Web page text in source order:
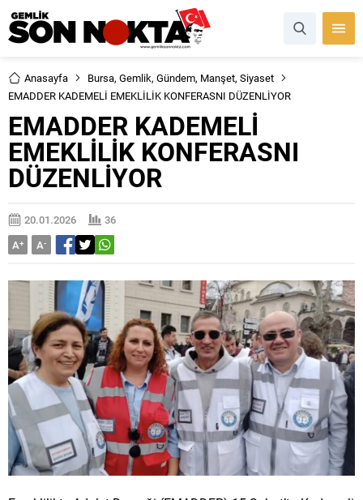
Anasayfa Bursa, Gemlik, Gündem, Manşet, Siyaset
EMADDER KADEMELİ EMEKLİLİK KONFERASNI DÜZENLİYOR
EMADDER KADEMELİ
EMEKLİLİK KONFERASNI
DÜZENLİYOR
20.01.2026
36
A+ A-